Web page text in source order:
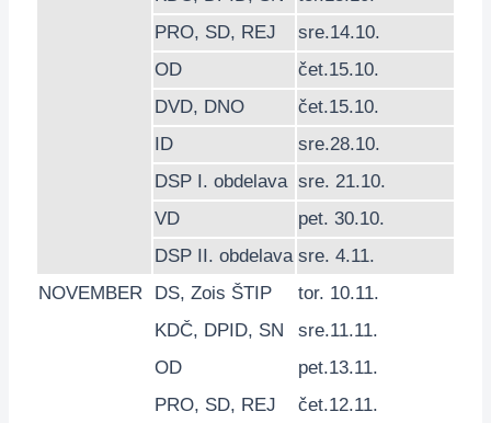
PRO, SD, REJ
sre.14.10.
OD
čet.15.10.
DVD, DNO
čet.15.10.
ID
sre.28.10.
DSP I. obdelava sre. 21.10.
VD
pet. 30.10.
DSP II. obdelava sre. 4.11.
NOVEMBER
DS, Zois ŠTIP
tor. 10.11.
KDČ, DPID, SN
sre.11.11.
OD
pet.13.11.
PRO, SD, REJ čet.12.11.